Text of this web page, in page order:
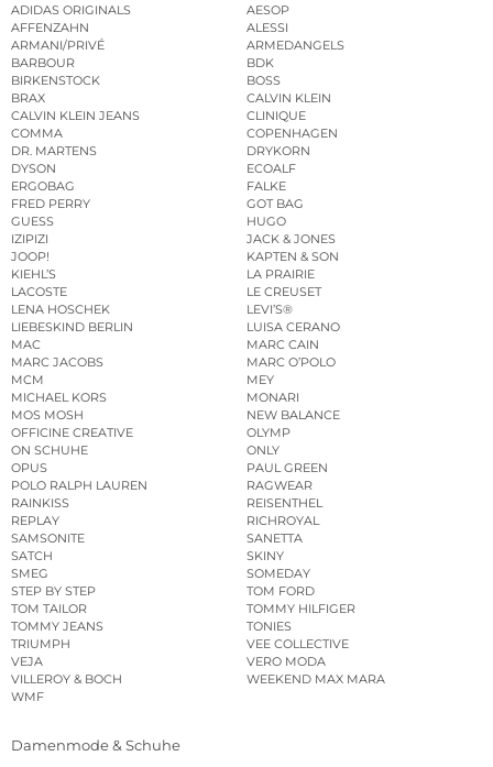
ADIDAS ORIGINALS
AESOP
AFFENZAHN
ALESSI
ARMANI/PRIVÉ
ARMEDANGELS
BARBOUR
BDK
BIRKENSTOCK
BOSS
BRAX
CALVIN KLEIN
CALVIN KLEIN JEANS
CLINIQUE
COMMA
COPENHAGEN
DR. MARTENS
DRYKORN
DYSON
ECOALF
ERGOBAG
FALKE
FRED PERRY
GOT BAG
GUESS
HUGO
IZIPIZI
JACK & JONES
JOOP!
KAPTEN & SON
KIEHL’S
LA PRAIRIE
LACOSTE
LE CREUSET
LENA HOSCHEK
LEVI’S®
LIEBESKIND BERLIN
LUISA CERANO
MAC
MARC CAIN
MARC JACOBS
MARC O’POLO
MCM
MEY
MICHAEL KORS
MONARI
MOS MOSH
NEW BALANCE
OFFICINE CREATIVE
OLYMP
ON SCHUHE
ONLY
OPUS
PAUL GREEN
POLO RALPH LAUREN
RAGWEAR
RAINKISS
REISENTHEL
REPLAY
RICHROYAL
SAMSONITE
SANETTA
SATCH
SKINY
SMEG
SOMEDAY
STEP BY STEP
TOM FORD
TOM TAILOR
TOMMY HILFIGER
TOMMY JEANS
TONIES
TRIUMPH
VEE COLLECTIVE
VEJA
VERO MODA
VILLEROY & BOCH
WEEKEND MAX MARA
WMF
Damenmode & Schuhe